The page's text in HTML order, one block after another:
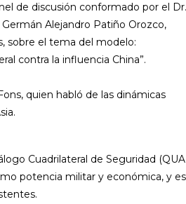
de discusión conformado por el Dr.
Alejandro Patiño Orozco,
sobre el tema del modelo:
contra la influencia China”.
quien habló de las dinámicas
Cuadrilateral de Seguridad
potencia militar y económica, y